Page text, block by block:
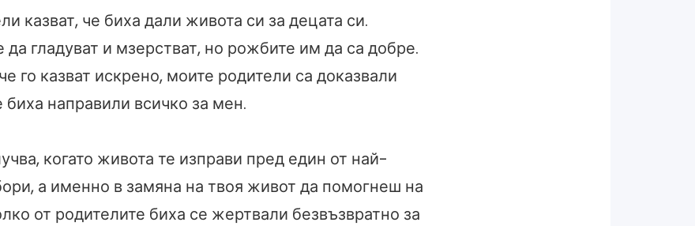
казват, че биха дали живота си за децата си.
да гладуват и мзерстват, но рожбите им да са добре.
го казват искрено, моите родители са доказвали
направили всичко за мен.
когато живота те изправи пред един от най-
а именно в замяна на твоя живот да помогнеш на
от родителите биха се жертвали безвъзвратно за